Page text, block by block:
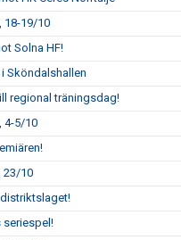
18-19/10
Solna HF!
Sköndalshallen
regional träningsdag!
4-5/10
23/10
seriespel!